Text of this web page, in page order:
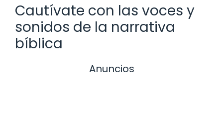
Cautívate con las voces y
sonidos de la narrativa
bíblica
Anuncios